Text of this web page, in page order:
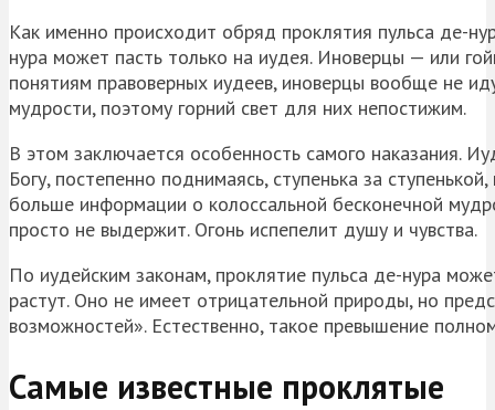
Как именно происходит обряд проклятия пульса де-
нура может пасть только на иудея. Иноверцы — или
понятиям правоверных иудеев, иноверцы вообще не
мудрости, поэтому горний свет для них непостижим.
В этом заключается особенность самого наказания.
Богу, постепенно поднимаясь, ступенька за
больше информации о колоссальной бесконечной
просто не выдержит. Огонь испепелит душу и чувства.
По иудейским законам, проклятие пульса де-нура
растут. Оно не имеет отрицательной природы, но
возможностей». Естественно, такое превышение
Самые известные проклятые